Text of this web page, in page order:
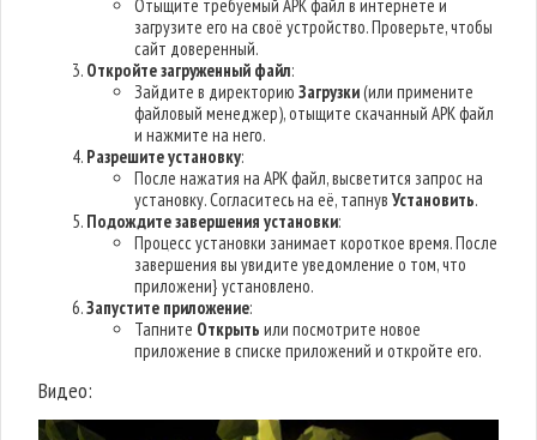
Отыщите требуемый APK файл в интернете и
загрузите его на своё устройство. Проверьте, чтобы
сайт доверенный.
Откройте загруженный файл:
Зайдите в директориюЗагрузки(или примените
файловый менеджер), отыщите скачанный APK файл
и нажмите на него.
Разрешите установку:
После нажатия на APK файл, высветится запрос на
установку. Согласитесь на её, тапнувУстановить.
Подождите завершения установки:
Процесс установки занимает короткое время. После
завершения вы увидите уведомление о том, что
приложени} установлено.
Запустите приложение:
Тапните Открыть или посмотрите новое
приложение в списке приложений и откройте его.
Видео: